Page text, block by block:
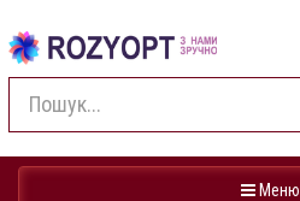
Навігація
Меню